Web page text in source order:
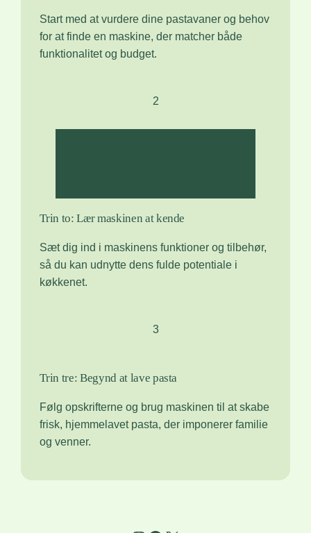
Start med at vurdere dine pastavaner og behov
for at finde en maskine, der matcher både
funktionalitet og budget.
2
Trin to: Lær maskinen at kende
Sæt dig ind i maskinens funktioner og tilbehør,
så du kan udnytte dens fulde potentiale i
køkkenet.
3
Trin tre: Begynd at lave pasta
Følg opskrifterne og brug maskinen til at skabe
frisk, hjemmelavet pasta, der imponerer familie
og venner.